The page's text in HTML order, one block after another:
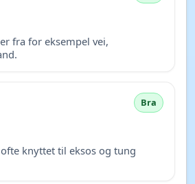
fra for eksempel vei,
Bra
knyttet til eksos og tung